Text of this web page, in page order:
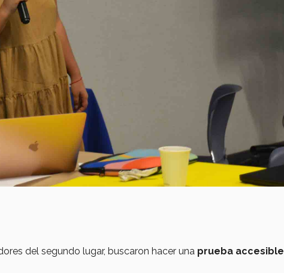
del segundo lugar, buscaron hacer una prueba accesible